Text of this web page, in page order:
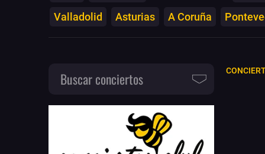
Valladolid
Asturias A Coruña
Buscar conciertos